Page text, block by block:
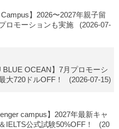
】2026〜2027年親子留
ロモーションも実施 (2026-07-
BLUE OCEAN】7月プロモーシ
大720ドルOFF！
(2026-07-15)
campus】2027年最新キャ
IELTS公式試験50%OFF！
(20